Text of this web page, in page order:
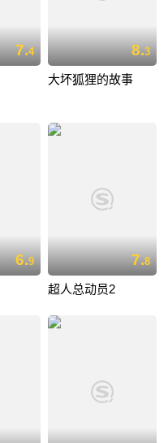
7.4 8.3
大坏狐狸的故事
6.9 7.8
超人总动员2